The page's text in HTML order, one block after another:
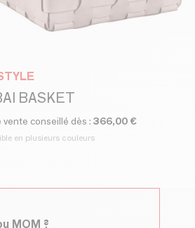
BASKET
vente conseillé dès : 366,00 €
en plusieurs couleurs
MOM ?